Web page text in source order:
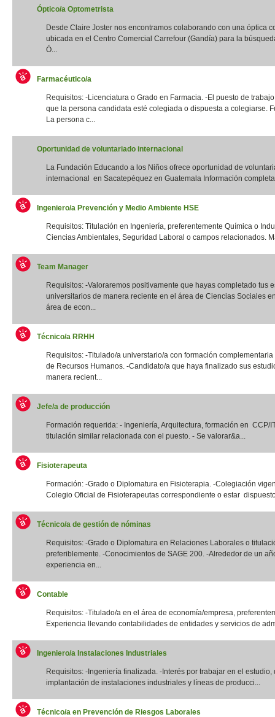
Óptico/a Optometrista
Desde Claire Joster nos encontramos colaborando con una óptica
ubicada en el Centro Comercial Carrefour (Gandía) para la
Ó...
Farmacéutico/a
Requisitos: -Licenciatura o Grado en Farmacia. -El puesto de
que la persona candidata esté colegiada o dispuesta a colegiarse.
La persona c...
Oportunidad de voluntariado internacional
La Fundación Educando a los Niños ofrece oportunidad de
internacional en Sacatepéquez en Guatemala Información
Ingeniero/a Prevención y Medio Ambiente HSE
Requisitos: Titulación en Ingeniería, preferentemente Química o
Ciencias Ambientales, Seguridad Laboral o campos relacionados.
Team Manager
Requisitos: -Valoraremos positivamente que hayas completado tus
universitarios de manera reciente en el área de Ciencias Sociales
área de econ...
Técnico/a RRHH
Requisitos: -Titulado/a universtario/a con formación
de Recursos Humanos. -Candidato/a que haya finalizado sus
manera recient...
Jefe/a de producción
Formación requerida: - Ingeniería, Arquitectura, formación en CCP/
titulación similar relacionada con el puesto. - Se valorar&a...
Fisioterapeuta
Formación: -Grado o Diplomatura en Fisioterapia. -Colegiación
Colegio Oficial de Fisioterapeutas correspondiente o estar
Técnico/a de gestión de nóminas
Requisitos: -Grado o Diplomatura en Relaciones Laborales o
preferiblemente. -Conocimientos de SAGE 200. -Alrededor de un
experiencia en...
Contable
Requisitos: -Titulado/a en el área de economía/empresa,
Experiencia llevando contabilidades de entidades y servicios de
Ingeniero/a Instalaciones Industriales
Requisitos: -Ingeniería finalizada. -Interés por trabajar en el estudio,
implantación de instalaciones industriales y líneas de producci...
Técnico/a en Prevención de Riesgos Laborales